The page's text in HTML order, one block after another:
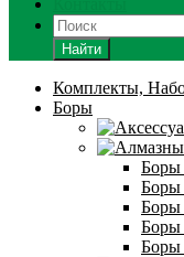
Найти
Комплекты,
Боры
Боры
Боры
Боры
Боры
Боры